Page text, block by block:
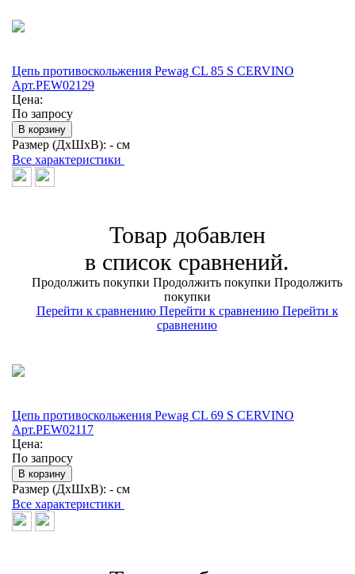
Цепь противоскольжения Pewag CL 85 S CERVINO
Арт.PEW02129
Цена:
По запросу
В корзину
Размер (ДхШхВ): - см
Все характеристики
Товар добавлен
в список сравнений.
Продолжить покупки Продолжить покупки Продолжить
покупки
Перейти к сравнению Перейти к сравнению Перейти к
сравнению
Цепь противоскольжения Pewag CL 69 S CERVINO
Арт.PEW02117
Цена:
По запросу
В корзину
Размер (ДхШхВ): - см
Все характеристики